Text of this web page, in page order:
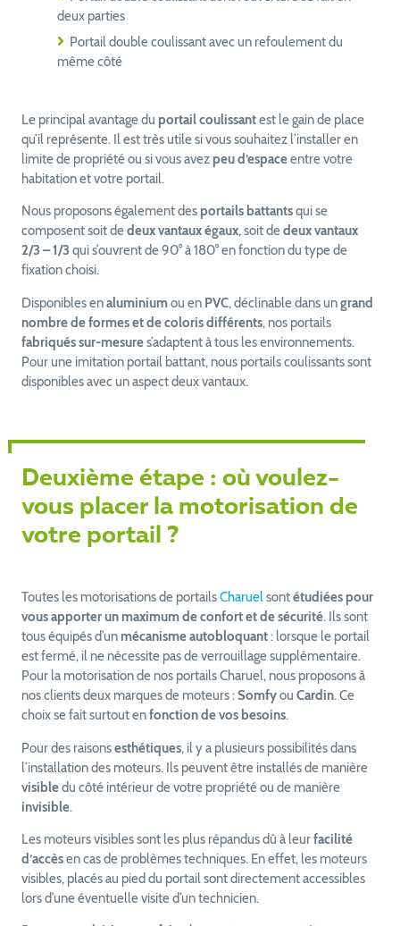
deux parties
Portail double coulissant avec un refoulement du
même côté
Le principal avantage du portail coulissantest le gain de place
qu’il représente. Il est très utile si vous souhaitez l’installer en
limite de propriété ou si vous avez peu d’espaceentre votre
habitation et votre portail.
Nous proposons également des portails battantsqui se
composent soit dedeux vantaux égaux, soit dedeux vantaux
2/3 – 1/3qui s’ouvrent de 90° à 180° en fonction du type de
fixation choisi.
Disponibles enaluminiumou en PVC, déclinable dans ungrand
nombre de formes et de coloris différents, nos portails
fabriqués sur-mesures’adaptent à tous les environnements.
Pour une imitation portail battant, nous portails coulissants sont
disponibles avec un aspect deux vantaux.
Deuxième étape : où voulez-
vous placer la motorisation de
votre portail ?
Toutes les motorisations de portailsCharuelsontétudiées pour
vous apporter un maximum de confort et de sécurité. Ils sont
tous équipés d’un mécanisme autobloquant: lorsque le portail
est fermé, il ne nécessite pas de verrouillage supplémentaire.
Pour la motorisation de nos portails Charuel, nous proposons à
nos clients deux marques de moteurs :Somfyou Cardin. Ce
choix se fait surtout enfonction de vos besoins.
Pour des raisonsesthétiques, il y a plusieurs possibilités dans
l’installation des moteurs. Ils peuvent être installés de manière
visibledu côté intérieur de votre propriété ou de manière
invisible.
Les moteurs visibles sont les plus répandus dû à leurfacilité
d’accèsen cas de problèmes techniques. En effet, les moteurs
visibles, placés au pied du portail sont directement accessibles
lors d’une éventuelle visite d’un technicien.